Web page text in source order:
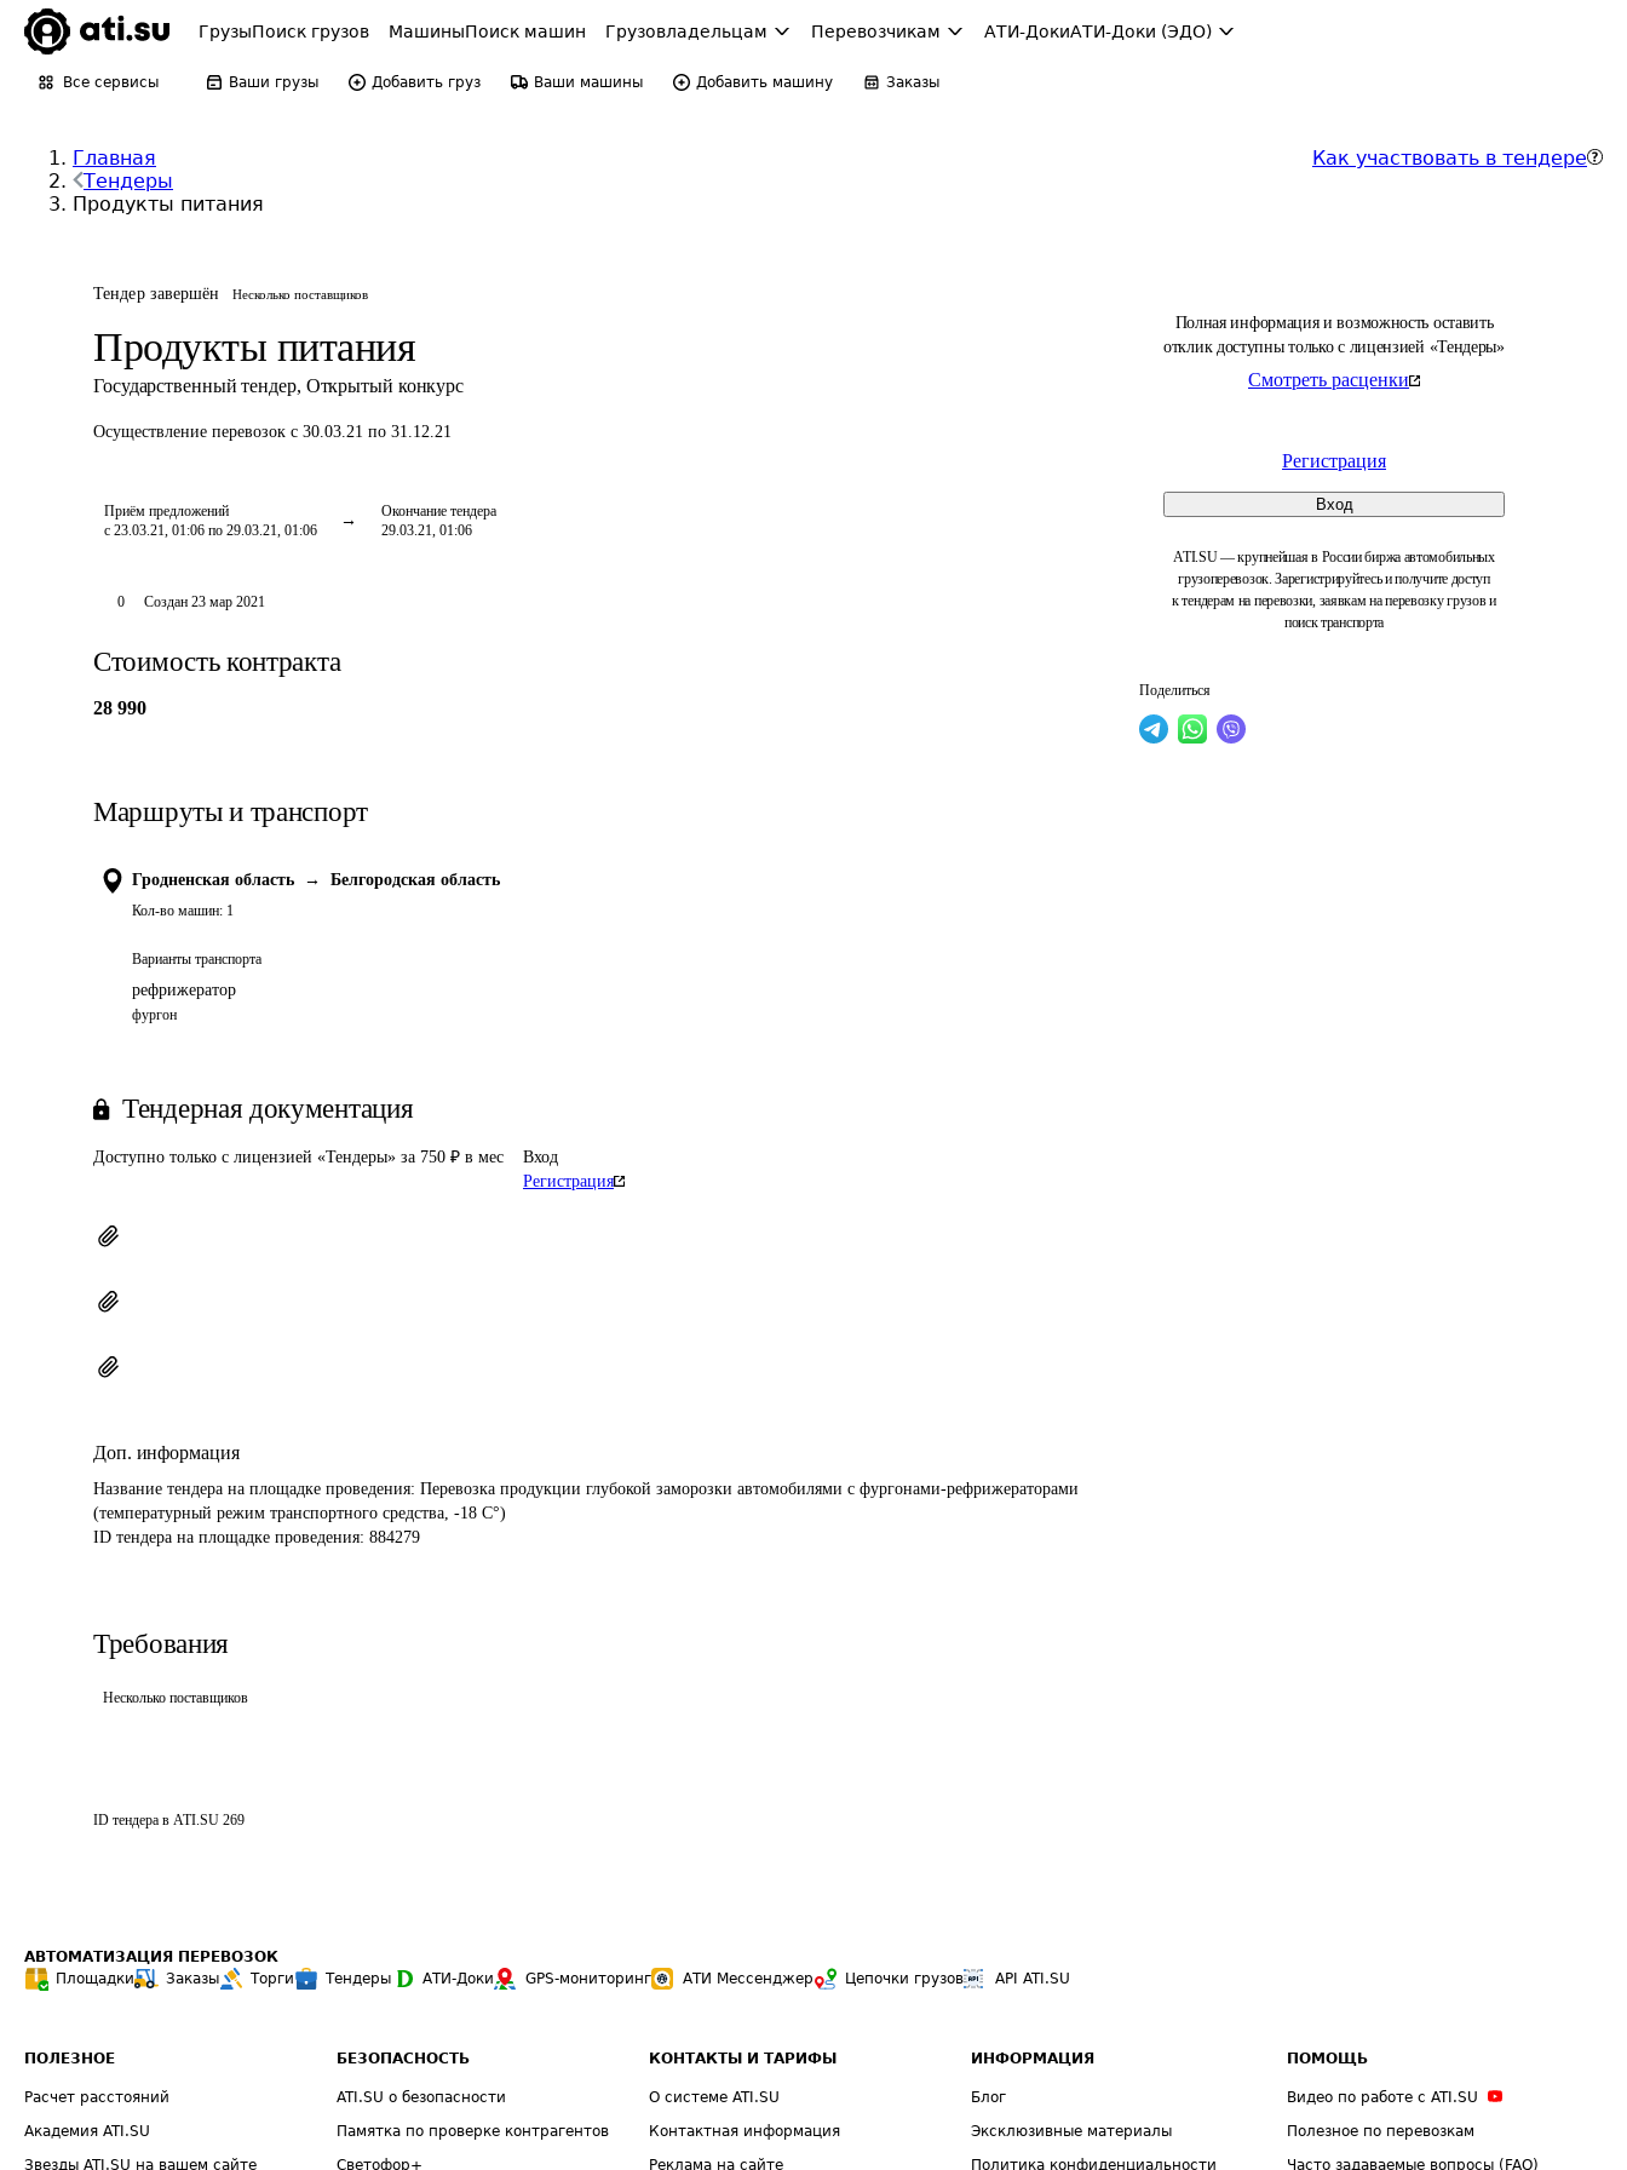
ГрузыПоиск грузов МашиныПоиск машин Грузовладельцам Перевозчикам АТИ-ДокиАТИ-Доки (ЭДО)
Все сервисы Ваши грузы Добавить груз Ваши машины Добавить машину Заказы
Главная
Тендеры
Продукты питания
Как участвовать в тендере
Тендер завершён Несколько поставщиков
Продукты питания
Государственный тендер, Открытый конкурс
Осуществление перевозок с 30.03.21 по 31.12.21
Приём предложений
с 23.03.21, 01:06 по 29.03.21, 01:06
Окончание тендера
29.03.21, 01:06
Полная информация и возможность оставить
отклик доступны только с лицензией «Тендеры»
Смотреть расценки
Регистрация
Вход
ATI.SU — крупнейшая в России биржа автомобильных
грузоперевозок. Зарегистрируйтесь и получите доступ
к тендерам на перевозки, заявкам на перевозку грузов и
поиск транспорта
Поделиться
0 Создан 23 мар 2021
Стоимость контракта
28 990
Маршруты и транспорт
Гродненская область → Белгородская область
Кол-во машин: 1
Варианты транспорта
рефрижератор
фургон
Тендерная документация
Доступно только с лицензией «Тендеры» за 750 ₽ в мес
Вход
Регистрация
Доп. информация
Название тендера на площадке проведения: Перевозка продукции глубокой заморозки автомобилями с фургонами-рефрижераторами
(температурный режим транспортного средства, -18 С°)
ID тендера на площадке проведения: 884279
Требования
Несколько поставщиков
ID тендера в ATI.SU 269
АВТОМАТИЗАЦИЯ ПЕРЕВОЗОК
Площадки
Заказы Торги Тендеры АТИ-Доки GPS-мониторинг АТИ Мессенджер Цепочки грузов API ATI.SU
ПОЛЕЗНОЕ
Расчет расстояний
Академия ATI.SU
Звезды ATI.SU на вашем сайте
БЕЗОПАСНОСТЬ
ATI.SU о безопасности
Памятка по проверке контрагентов
Светофор+
КОНТАКТЫ И ТАРИФЫ
О системе ATI.SU
Контактная информация
Реклама на сайте
ИНФОРМАЦИЯ
Блог
Эксклюзивные материалы
Политика конфиденциальности
ПОМОЩЬ
Видео по работе с ATI.SU
Полезное по перевозкам
Часто задаваемые вопросы (FAQ)